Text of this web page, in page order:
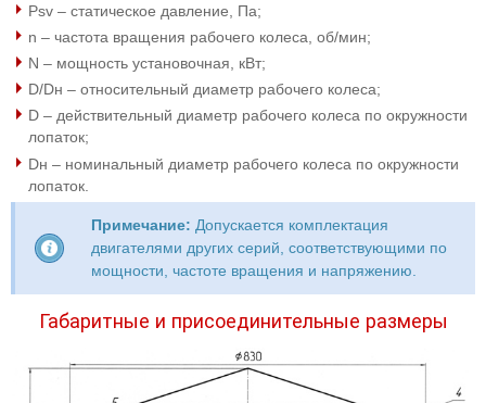
Psv – статическое давление, Па;
n – частота вращения рабочего колеса, об/мин;
N – мощность установочная, кВт;
D/Dн – относительный диаметр рабочего колеса;
D – действительный диаметр рабочего колеса по окружности
лопаток;
Dн – номинальный диаметр рабочего колеса по окружности
лопаток.
Примечание: Допускается комплектация
двигателями других серий, соответствующими по
мощности, частоте вращения и напряжению.
Габаритные и присоединительные размеры